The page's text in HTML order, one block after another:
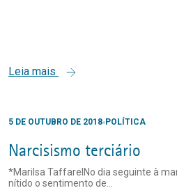
Leia mais
5 DE OUTUBRO DE 2018 POLÍTICA
Narcisismo terciário
*Marilsa TaffarelNo dia seguinte à
nítido o sentimento de...